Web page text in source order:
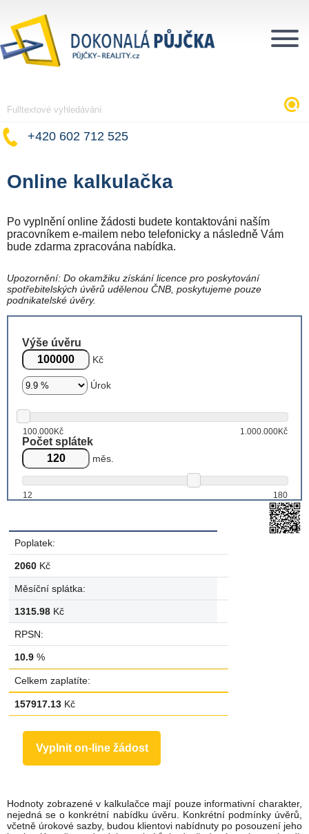
+420 602 712 525
Online kalkulačka
Po vyplnění online žádosti budete kontaktováni naším
pracovníkem e-mailem nebo telefonicky a následně Vám
bude zdarma zpracována nabídka.
Upozornění: Do okamžiku získání licence pro poskytování
spotřebitelských úvěrů udělenou ČNB, poskytujeme pouze
podnikatelské úvěry.
Výše úvěru
Kč
Úrok
100.000Kč 1.000.000Kč
Počet splátek
měs.
12 180
Poplatek:
2060 Kč
Měsíční splátka:
1315.98 Kč
RPSN:
10.9 %
Celkem zaplatíte:
157917.13 Kč
Hodnoty zobrazené v kalkulačce mají pouze informativní charakter,
nejedná se o konkrétní nabídku úvěru. Konkrétní podmínky úvěrů,
včetně úrokové sazby, budou klientovi nabídnuty po posouzení jeho